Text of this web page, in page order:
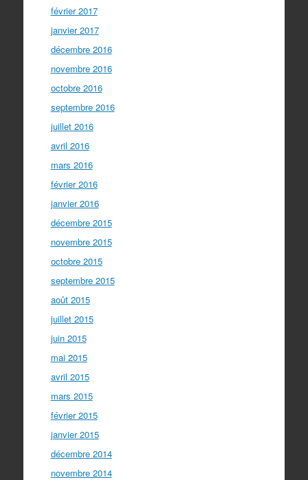
février 2017
janvier 2017
décembre 2016
novembre 2016
octobre 2016
septembre 2016
juillet 2016
avril 2016
mars 2016
février 2016
janvier 2016
décembre 2015
novembre 2015
octobre 2015
septembre 2015
août 2015
juillet 2015
juin 2015
mai 2015
avril 2015
mars 2015
février 2015
janvier 2015
décembre 2014
novembre 2014